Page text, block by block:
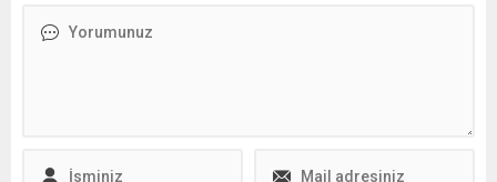
geçirdiği “Genç Kafe” projesi,